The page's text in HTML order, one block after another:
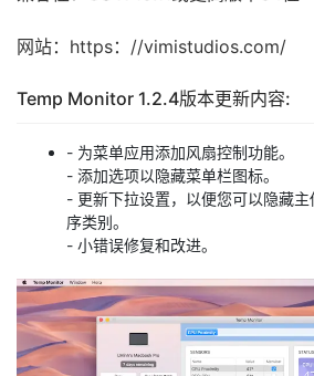
网站：https：//vimistudios.com/
Temp Monitor 1.2.4版本更新内容:
- 为菜单应用添加风扇控制功能。
- 添加选项以隐藏菜单栏图标。
- 更新下拉设置，以便您可以隐藏
序类别。
- 小错误修复和改进。